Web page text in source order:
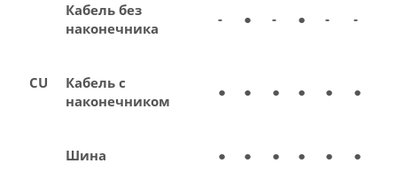
CU
Кабель без
наконечника
- ● - ● - -
Кабель с
наконечником
● ● ● ● ● ●
Шина ● ● ● ● ● ●